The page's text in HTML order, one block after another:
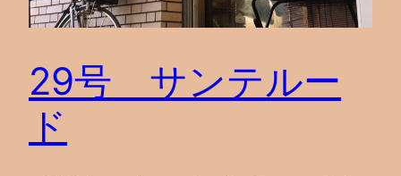
29号 サンテルー
ド